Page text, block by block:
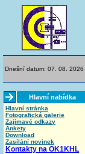
Dnešní datum: 07. 08. 2026
Hlavní nabídka
Hlavní stránka
Fotografická galerie
Zajímavé odkazy
Ankety
Download
Zasílání novinek
Kontakty na OK1KHL